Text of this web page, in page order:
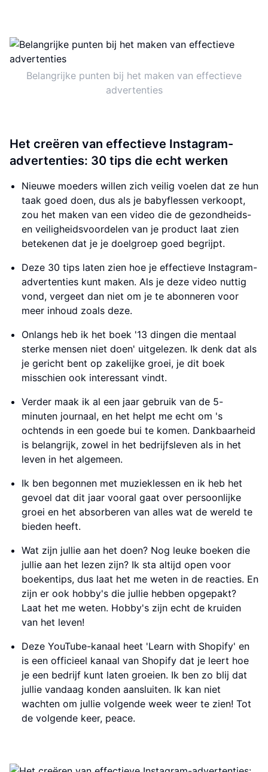
Belangrijke punten bij het maken van effectieve
advertenties
Het creëren van effectieve Instagram-
advertenties: 30 tips die echt werken
Nieuwe moeders willen zich veilig voelen dat ze hun
taak goed doen, dus als je babyflessen verkoopt,
zou het maken van een video die de gezondheids-
en veiligheidsvoordelen van je product laat zien
betekenen dat je je doelgroep goed begrijpt.
Deze 30 tips laten zien hoe je effectieve Instagram-
advertenties kunt maken. Als je deze video nuttig
vond, vergeet dan niet om je te abonneren voor
meer inhoud zoals deze.
Onlangs heb ik het boek '13 dingen die mentaal
sterke mensen niet doen' uitgelezen. Ik denk dat als
je gericht bent op zakelijke groei, je dit boek
misschien ook interessant vindt.
Verder maak ik al een jaar gebruik van de 5-
minuten journaal, en het helpt me echt om 's
ochtends in een goede bui te komen. Dankbaarheid
is belangrijk, zowel in het bedrijfsleven als in het
leven in het algemeen.
Ik ben begonnen met muzieklessen en ik heb het
gevoel dat dit jaar vooral gaat over persoonlijke
groei en het absorberen van alles wat de wereld te
bieden heeft.
Wat zijn jullie aan het doen? Nog leuke boeken die
jullie aan het lezen zijn? Ik sta altijd open voor
boekentips, dus laat het me weten in de reacties. En
zijn er ook hobby's die jullie hebben opgepakt?
Laat het me weten. Hobby's zijn echt de kruiden
van het leven!
Deze YouTube-kanaal heet 'Learn with Shopify' en
is een officieel kanaal van Shopify dat je leert hoe
je een bedrijf kunt laten groeien. Ik ben zo blij dat
jullie vandaag konden aansluiten. Ik kan niet
wachten om jullie volgende week weer te zien! Tot
de volgende keer, peace.